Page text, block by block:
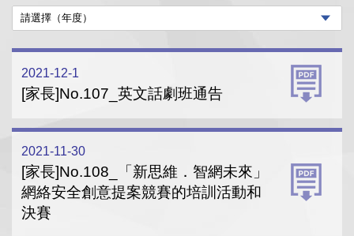
2021-12-1
[家長]No.107_英文話劇班通告
2021-11-30
[家長]No.108_「新思維．智網未來」
網絡安全創意提案競賽的培訓活動和
決賽